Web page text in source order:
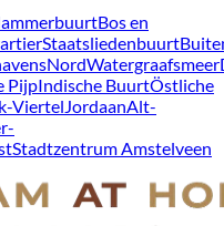
Bos en
Staatsliedenbuurt
NordWatergraafsmeer
PijpIndische BuurtÖstliche
ViertelJordaanAlt-
Stadtzentrum Amstelveen